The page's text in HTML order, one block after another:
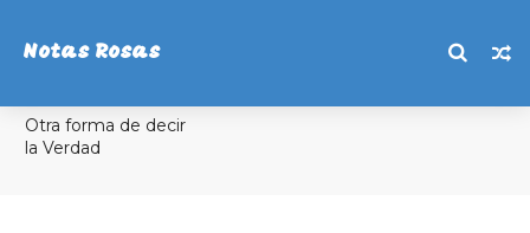
Notas Rosas
Otra forma de decir
la Verdad